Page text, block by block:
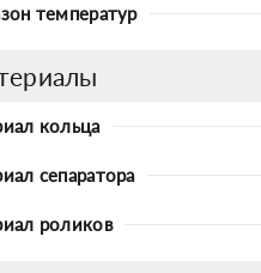
температур
кольца
сепаратора
роликов